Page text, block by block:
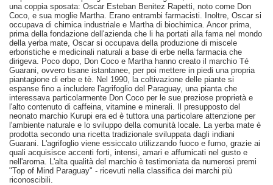
una coppia sposata: Oscar Esteban Benitez Rapetti, noto come Don
Coco, e sua moglie Martha. Erano entrambi farmacisti. Inoltre, Oscar si
occupava di chimica industriale e Martha di biochimica. Ancor prima,
prima della fondazione dell'azienda che li ha portati alla fama nel mondo
della yerba mate, Oscar si occupava della produzione di miscele
erboristiche e medicinali naturali a base di erbe nella farmacia che
dirigeva. Poco dopo, Don Coco e Martha hanno creato il marchio Té
Guarani, ovvero tisane istantanee, per poi mettere in piedi una propria
piantagione di erbe e tè. Nel 1990, la coltivazione delle piante si
espanse fino a includere l'agrifoglio del Paraguay, una pianta che
interessava particolarmente Don Coco per le sue preziose proprietà e
l'alto contenuto di caffeina, vitamine e minerali. Il presupposto del
neonato marchio Kurupi era ed è tuttora una particolare attenzione per
l'ambiente naturale e lo sviluppo della comunità locale. La yerba mate è
prodotta secondo una ricetta tradizionale sviluppata dagli indiani
Guarani. L'agrifoglio viene essiccato utilizzando fuoco e fumo, grazie ai
quali acquisisce accenti forti, intensi, amari e affumicati nel gusto e
nell'aroma. L'alta qualità del marchio è testimoniata da numerosi premi
"Top of Mind Paraguay" - ricevuti nella classifica dei marchi più
riconoscibili.